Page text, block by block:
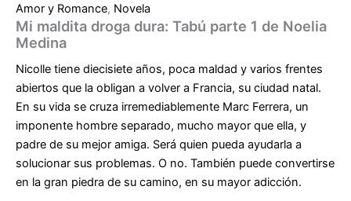
Amor y Romance, Novela
Mi maldita droga dura: Tabú parte 1 de Noelia
Medina
Nicolle tiene diecisiete años, poca maldad y varios frentes
abiertos que la obligan a volver a Francia, su ciudad natal.
En su vida se cruza irremediablemente Marc Ferrera, un
imponente hombre separado, mucho mayor que ella, y
padre de su mejor amiga. Será quien pueda ayudarla a
solucionar sus problemas. O no. También puede convertirse
en la gran piedra de su camino, en su mayor adicción.